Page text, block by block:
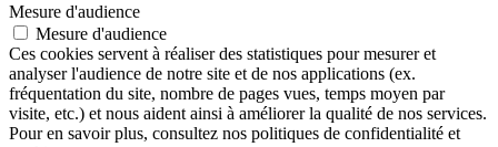
Mesure d'audience
Mesure d'audience
Ces cookies servent à réaliser des statistiques pour mesurer et
analyser l'audience de notre site et de nos applications (ex.
fréquentation du site, nombre de pages vues, temps moyen par
visite, etc.) et nous aident ainsi à améliorer la qualité de nos services.
Pour en savoir plus, consultez nos politiques de confidentialité et